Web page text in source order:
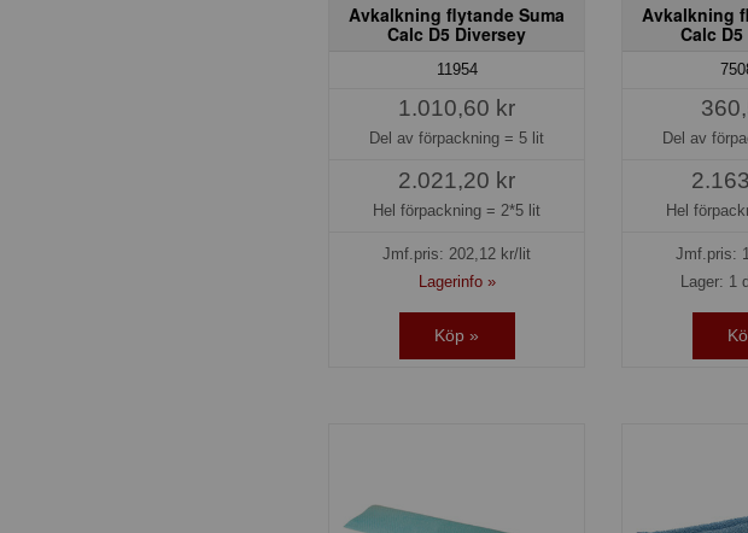
Avkalkning flytande Suma
Calc D5 Diversey
11954
1.010,60 kr
Del av förpackning = 5 lit
2.021,20 kr
Hel förpackning = 2*5 lit
Jmf.pris:202,12 kr/lit
Lagerinfo »
Köp »
Avkalkning
Calc
Del av
Hel
Jmf.pris:
Lager: 1